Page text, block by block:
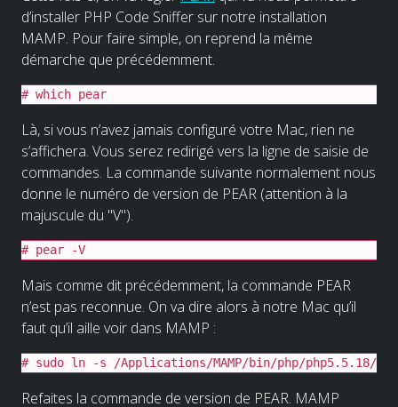
d’installer PHP Code Sniffer sur notre installation
MAMP. Pour faire simple, on reprend la même
démarche que précédemment.
# which pear
Là, si vous n’avez jamais configuré votre Mac, rien ne
s’affichera. Vous serez redirigé vers la ligne de saisie de
commandes. La commande suivante normalement nous
donne le numéro de version de PEAR (attention à la
majuscule du "V").
# pear -V
Mais comme dit précédemment, la commande PEAR
n’est pas reconnue. On va dire alors à notre Mac qu’il
faut qu’il aille voir dans MAMP :
# sudo ln -s /Applications/MAMP/bin/php/php5.5.18/
Refaites la commande de version de PEAR. MAMP